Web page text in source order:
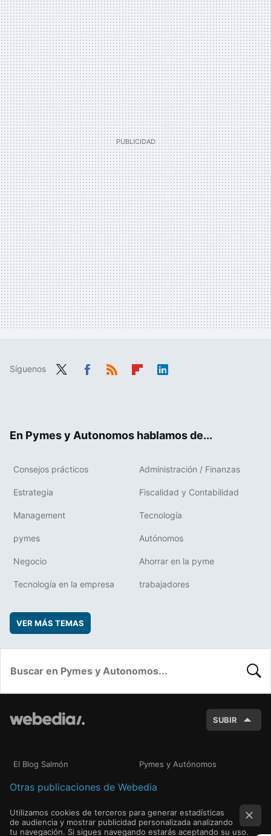
Síguenos
En Pymes y Autonomos hablamos de...
Consejos prácticos Administración / Finanzas
Estrategia Fiscalidad y Contabilidad
Management Tecnología
pymes Autónomos
Negocio Ahorrar en la pyme
Tecnología en la empresa trabajadores
VER MÁS TEMAS
SUBIR
El Blog Salmón Pymes y Autónomos
Otras publicaciones de Webedia
Utilizamos cookies de terceros para generar estadísticas
de audiencia y mostrar publicidad personalizada analizando
tu navegación. Si sigues navegando estarás aceptando su uso.